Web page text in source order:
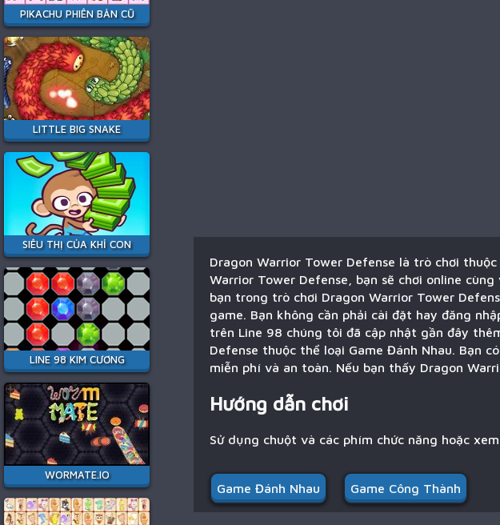
PIKACHU PHIÊN BẢN CŨ
LITTLE BIG SNAKE
SIÊU THỊ CỦA KHỈ CON
LINE 98 KIM CƯƠNG
WORMATE.IO
Dragon Warrior Tower Defense là trò chơi
Warrior Tower Defense, bạn sẽ chơi online
bạn trong trò chơi Dragon Warrior Tower
game. Bạn không cần phải cài đặt hay đăng
trên Line 98 chúng tôi đã cập nhật gần đây
Defense thuộc thể loại Game Đánh Nhau. Bạn
miễn phí và an toàn. Nếu bạn thấy Dragon
Hướng dẫn chơi
Sử dụng chuột và các phím chức năng hoặc
Game Đánh Nhau Game Công Thành